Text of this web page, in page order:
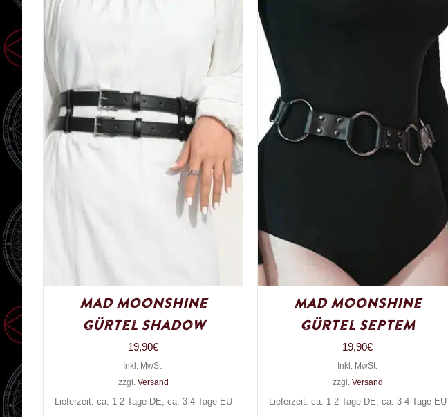
Mad Moonshine
Gürtel Shadow
19,90€
Inkl. MwSt.
zzgl. Versand
Lieferzeit: ca. 1-2 Tage DE, ca. 3-4 Tage EU
Mad Moonshine
Gürtel Septem
19,90€
Inkl. MwSt.
zzgl. Versand
Lieferzeit: ca. 1-2 Tage DE, ca. 3-4 Tage EU